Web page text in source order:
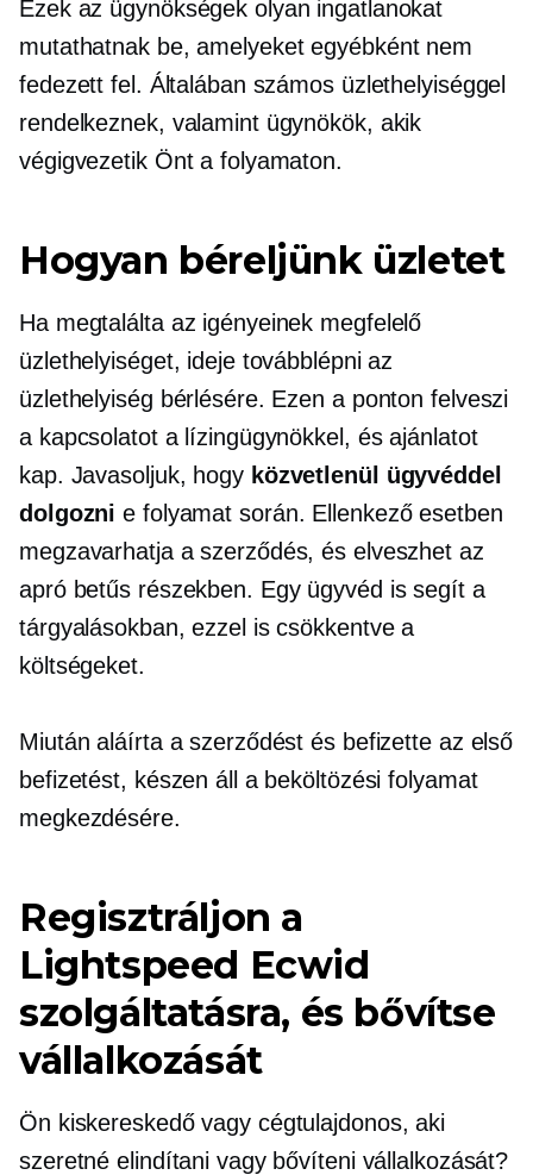
Ezek az ügynökségek olyan ingatlanokat
mutathatnak be, amelyeket egyébként nem
fedezett fel. Általában számos üzlethelyiséggel
rendelkeznek, valamint ügynökök, akik
végigvezetik Önt a folyamaton.
Hogyan béreljünk üzletet
Ha megtalálta az igényeinek megfelelő
üzlethelyiséget, ideje továbblépni az
üzlethelyiség bérlésére. Ezen a ponton felveszi
a kapcsolatot a lízingügynökkel, és ajánlatot
kap. Javasoljuk, hogy közvetlenül ügyvéddel
dolgozni e folyamat során. Ellenkező esetben
megzavarhatja a szerződés, és elveszhet az
apró betűs részekben. Egy ügyvéd is segít a
tárgyalásokban, ezzel is csökkentve a
költségeket.
Miután aláírta a szerződést és befizette az első
befizetést, készen áll a beköltözési folyamat
megkezdésére.
Regisztráljon a
Lightspeed Ecwid
szolgáltatásra, és bővítse
vállalkozását
Ön kiskereskedő vagy cégtulajdonos, aki
szeretné elindítani vagy bővíteni vállalkozását?